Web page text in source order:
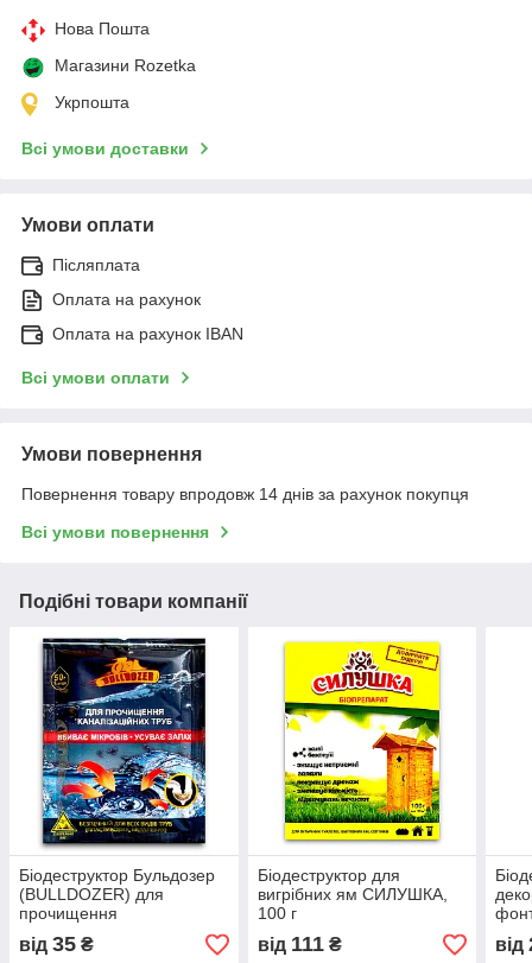
Нова Пошта
Магазини Rozetka
Укрпошта
Всі умови доставки
Умови оплати
Післяплата
Оплата на рахунок
Оплата на рахунок IBAN
Всі умови оплати
Умови повернення
Повернення товару впродовж 14 днів за рахунок покупця
Всі умови повернення
Подібні товари компанії
Біодеструктор Бульдозер
(BULLDOZER) для
прочищення
каналізаційних труб
БІОТЕХ АКТИВ, 50 г
від 35 ₴
Біодеструктор для
вигрібних ям СИЛУШКА,
100 г
від 111₴ від